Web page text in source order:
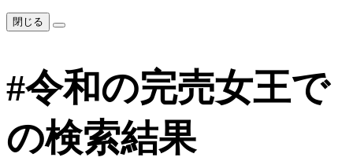
閉じる
#令和の完売女王で
の検索結果